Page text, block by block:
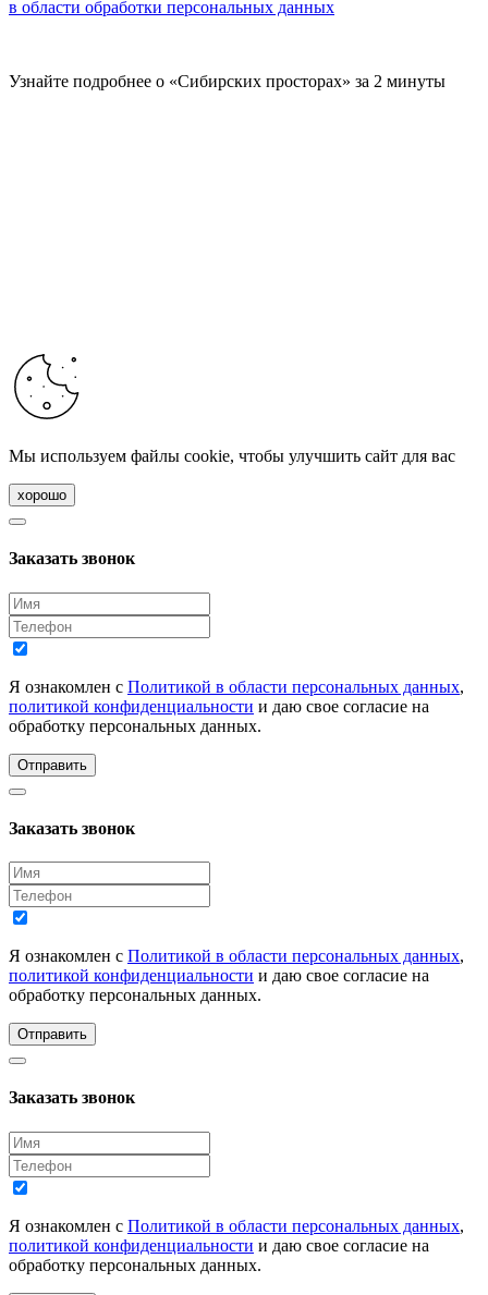
в области обработки персональных данных
Узнайте подробнее о «Сибирских просторах» за 2 минуты
Мы используем файлы cookie, чтобы улучшить сайт для вас
хорошо
Заказать звонок
Я ознакомлен с Политикой в области персональных данных,
политикой конфиденциальности и даю свое согласие на
обработку персональных данных.
Отправить
Заказать звонок
Я ознакомлен с Политикой в области персональных данных,
политикой конфиденциальности и даю свое согласие на
обработку персональных данных.
Отправить
Заказать звонок
Я ознакомлен с Политикой в области персональных данных,
политикой конфиденциальности и даю свое согласие на
обработку персональных данных.